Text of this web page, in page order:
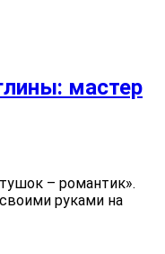
мастер
– романтик».
руками на